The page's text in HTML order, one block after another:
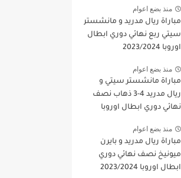
منذ بضع اعوام
مباراة ريال مدريد و مانشستر
سيتي ربع نهائي دوري ابطال
اوروبا 2023/2024
منذ بضع اعوام
مباراة مانشستر سيتي و
ريال مدريد 4-3 ذهاب نصف
نهائي دوري ابطال اوروبا
منذ بضع اعوام
مباراة ريال مدريد و بايرن
ميونيخ نصف نهائي دوري
ابطال اوروبا 2023/2024